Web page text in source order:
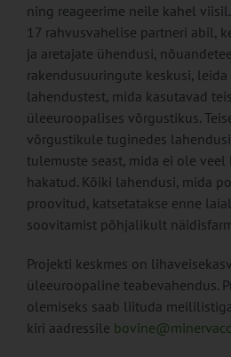
ning reageerime neile kahel
17 rahvusvahelise partneri abil,
ja aretajate ühendusi,
rakendusuuringute keskusi,
lahendustest, mida kasutavad
üleeuroopalises võrgustikus.
võrgustikule tuginedes
tulemuste seast, mida ei ole
hakatud. Kõiki lahendusi, mida
proovitud, katsetatakse enne
soovitamist põhjalikult
Projekti keskmes on
üleeuroopaline teabevahendus.
olemiseks saab liituda
kiri aadressile